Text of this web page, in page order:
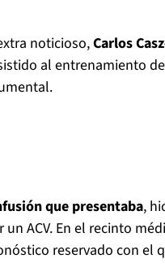
noticioso,Carlos
al entrenamiento
que presentaba,
ACV. En el recinto
reservado con el